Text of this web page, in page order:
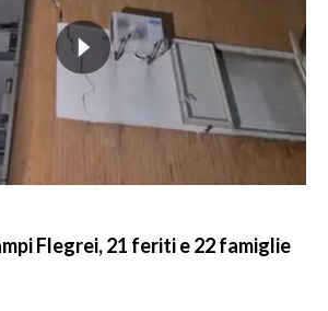
Flegrei, 21 feriti e 22 famiglie